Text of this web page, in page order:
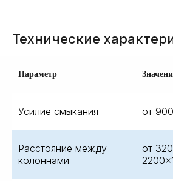
Технические
Параметр
Усилие смыкания от
Расстояние между
колоннами
от